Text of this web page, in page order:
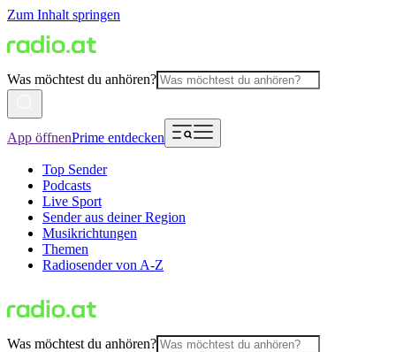
Zum Inhalt springen
Was möchtest du anhören?
App öffnenPrime entdecken
Top Sender
Podcasts
Live Sport
Sender aus deiner Region
Musikrichtungen
Themen
Radiosender von A-Z
Was möchtest du anhören?